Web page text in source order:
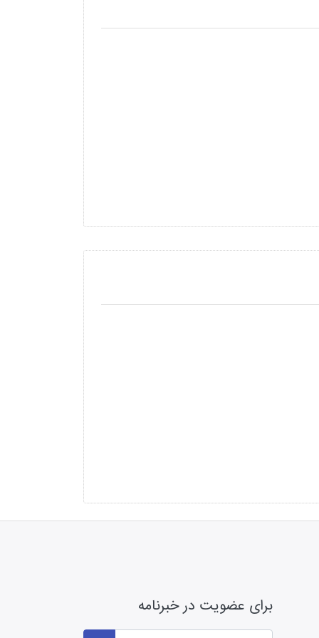
برای عضویت در خبرنامه